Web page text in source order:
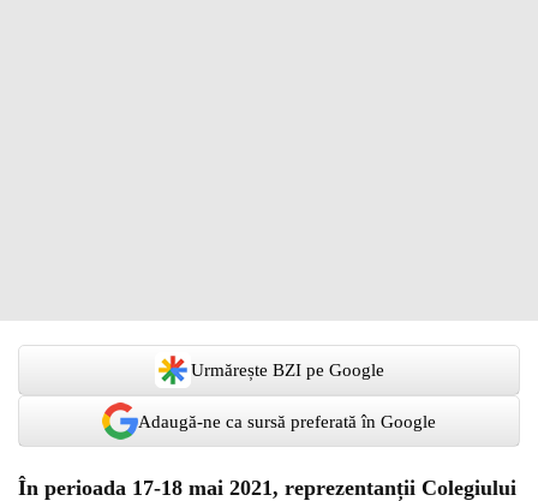
Urmărește BZI pe Google
Adaugă-ne ca sursă preferată în Google
În perioada 17-18 mai 2021, reprezentanții Colegiului